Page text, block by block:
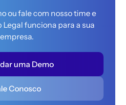
ou fale com nosso time e
Legal funciona para a sua
empresa.
uma Demo
Conosco